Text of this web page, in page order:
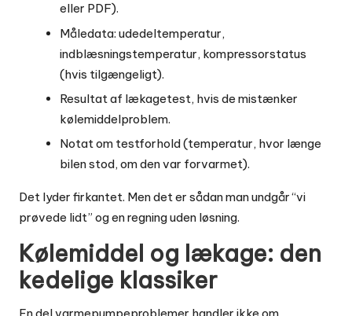
eller PDF).
Måledata: udedeltemperatur,
indblæsningstemperatur, kompressorstatus
(hvis tilgængeligt).
Resultat af lækagetest, hvis de mistænker
kølemiddelproblem.
Notat om testforhold (temperatur, hvor længe
bilen stod, om den var forvarmet).
Det lyder firkantet. Men det er sådan man undgår “vi
prøvede lidt” og en regning uden løsning.
Kølemiddel og lækage: den
kedelige klassiker